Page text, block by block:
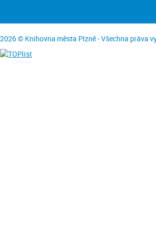
2026 © Knihovna města Plzně - Všechna práva